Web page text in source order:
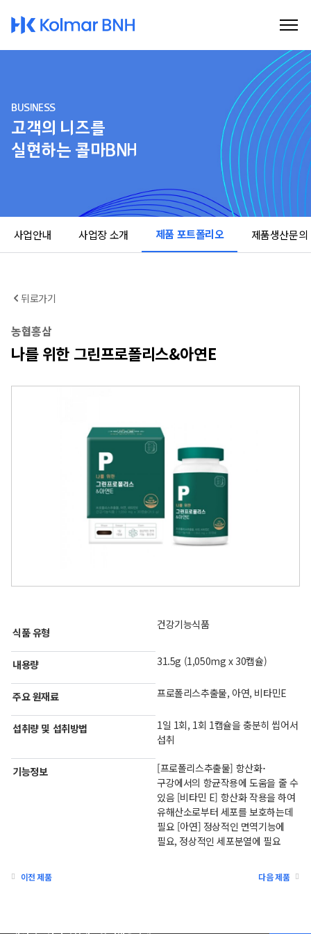
Kolmar BNH
BUSINESS
고객의 니즈를
실현하는 콜마BNH
사업안내 사업장 소개 제품 포트폴리오 제품생산문의
뒤로가기
농협홍삼
나를 위한 그린프로폴리스&아연E
식품 유형
건강기능식품
내용량 31.5g (1,050mg x 30캡슐)
주요 원재료 프로폴리스추출물, 아연, 비타민E
섭취량 및 섭취방법
1일 1회, 1회 1캡슐을 충분히 씹어서
섭취
기능정보
[프로폴리스추출물] 항산화･
구강에서의 항균작용에 도움을 줄 수
있음 [비타민 E] 항산화 작용을 하여
유해산소로부터 세포를 보호하는데
필요 [아연] 정상적인 면역기능에
필요, 정상적인 세포분열에 필요
이전 제품 다음 제품